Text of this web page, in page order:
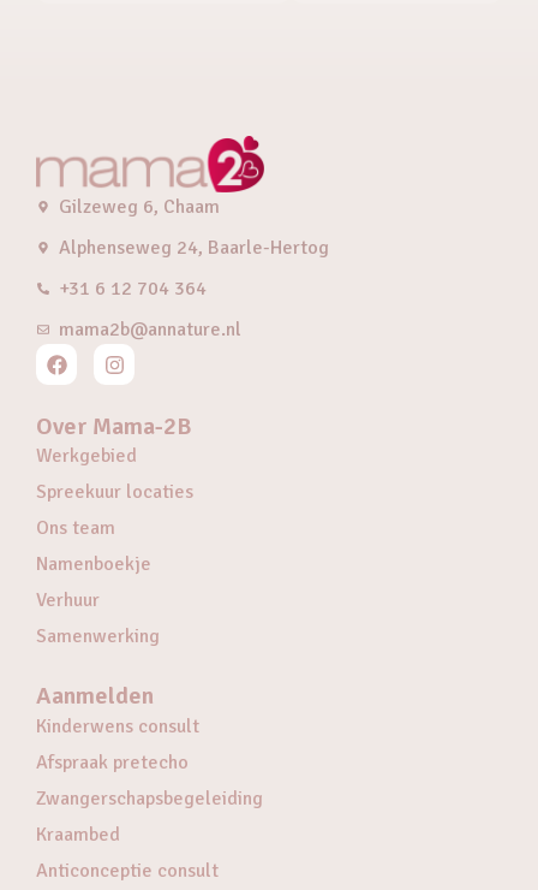
Gilzeweg 6, Chaam
Alphenseweg 24, Baarle-Hertog
+31 6 12 704 364
mama2b@annature.nl
Over Mama-2B
Werkgebied
Spreekuur locaties
Ons team
Namenboekje
Verhuur
Samenwerking
Aanmelden
Kinderwens consult
Afspraak pretecho
Zwangerschapsbegeleiding
Kraambed
Anticonceptie consult